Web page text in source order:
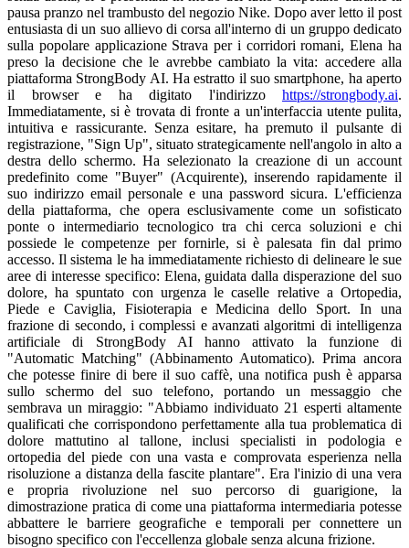
pausa pranzo nel trambusto del negozio Nike. Dopo aver letto il post
entusiasta di un suo allievo di corsa all'interno di un gruppo dedicato
sulla popolare applicazione Strava per i corridori romani, Elena ha
preso la decisione che le avrebbe cambiato la vita: accedere alla
piattaforma StrongBody AI. Ha estratto il suo smartphone, ha aperto
il browser e ha digitato l'indirizzo https://strongbody.ai.
Immediatamente, si è trovata di fronte a un'interfaccia utente pulita,
intuitiva e rassicurante. Senza esitare, ha premuto il pulsante di
registrazione, "Sign Up", situato strategicamente nell'angolo in alto a
destra dello schermo. Ha selezionato la creazione di un account
predefinito come "Buyer" (Acquirente), inserendo rapidamente il
suo indirizzo email personale e una password sicura. L'efficienza
della piattaforma, che opera esclusivamente come un sofisticato
ponte o intermediario tecnologico tra chi cerca soluzioni e chi
possiede le competenze per fornirle, si è palesata fin dal primo
accesso. Il sistema le ha immediatamente richiesto di delineare le sue
aree di interesse specifico: Elena, guidata dalla disperazione del suo
dolore, ha spuntato con urgenza le caselle relative a Ortopedia,
Piede e Caviglia, Fisioterapia e Medicina dello Sport. In una
frazione di secondo, i complessi e avanzati algoritmi di intelligenza
artificiale di StrongBody AI hanno attivato la funzione di
"Automatic Matching" (Abbinamento Automatico). Prima ancora
che potesse finire di bere il suo caffè, una notifica push è apparsa
sullo schermo del suo telefono, portando un messaggio che
sembrava un miraggio: "Abbiamo individuato 21 esperti altamente
qualificati che corrispondono perfettamente alla tua problematica di
dolore mattutino al tallone, inclusi specialisti in podologia e
ortopedia del piede con una vasta e comprovata esperienza nella
risoluzione a distanza della fascite plantare". Era l'inizio di una vera
e propria rivoluzione nel suo percorso di guarigione, la
dimostrazione pratica di come una piattaforma intermediaria potesse
abbattere le barriere geografiche e temporali per connettere un
bisogno specifico con l'eccellenza globale senza alcuna frizione.